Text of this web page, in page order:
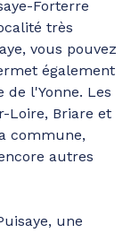
Forterre
très
vous pouvez
également
l'Yonne. Les
Loire, Briare et
commune,
autres
une